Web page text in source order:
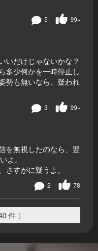
99+
5
いだけじゃないかな？
多少何かを一時停止し
勢も無いなら、疑われ
99+
3
を無視したのなら、翌
よ。
すがに疑うよ。
78
2
件 ）